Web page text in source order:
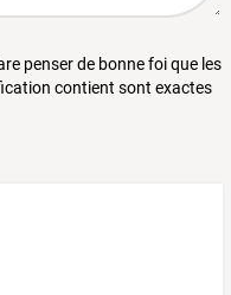
penser de bonne foi que les
contient sont exactes